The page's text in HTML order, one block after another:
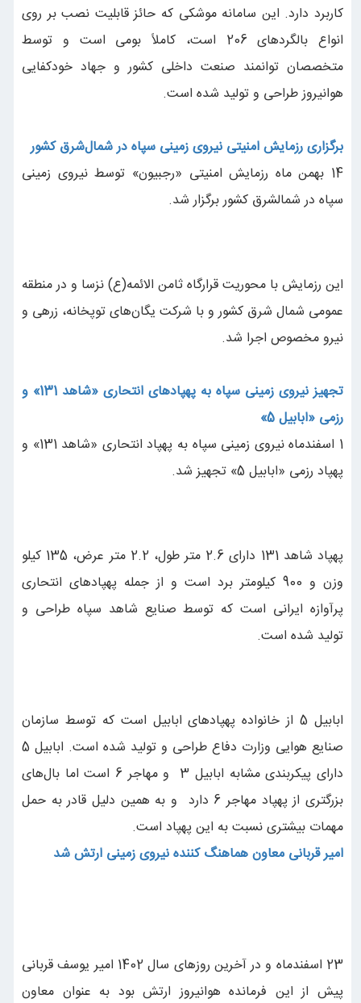
کاربرد دارد. این سامانه موشکی که حائز قابلیت نصب بر روی
انواع بالگردهای 206 است، کاملاً بومی است و توسط
متخصصان توانمند صنعت داخلی کشور و جهاد خودکفایی
هوانیروز طراحی و تولید شده است.
برگزاری رزمایش امنیتی نیروی زمینی سپاه در شمال‌شرق کشور
14 بهمن ماه رزمایش امنیتی «رجبیون» توسط نیروی زمینی
سپاه در شمالشرق کشور برگزار شد.
این رزمایش با محوریت قرارگاه ثامن الائمه(ع) نزسا و در منطقه
عمومی شمال شرق کشور و با شرکت یگان‌های توپخانه، زرهی و
نیرو مخصوص اجرا شد.
تجهیز نیروی زمینی سپاه به پهپادهای انتحاری «شاهد 131» و
رزمی «ابابیل 5»
1 اسفندماه نیروی زمینی سپاه به پهپاد انتحاری «شاهد 131» و
پهپاد رزمی «ابابیل 5» تجهیز شد.
پهپاد شاهد 131 دارای 2.6 متر طول، ‌2.2 متر عرض، ‌135 کیلو
وزن و 900 کیلومتر برد است و از جمله پهپادهای انتحاری
پرآوازه ایرانی است که توسط صنایع شاهد سپاه طراحی و
تولید شده است.
ابابیل 5 از خانواده پهپادهای ابابیل است که توسط سازمان
صنایع هوایی وزارت دفاع طراحی و تولید شده است. ابابیل 5
دارای پیکربندی مشابه ابابیل 3 و مهاجر 6 است اما بال‌های
بزرگتری از پهپاد مهاجر 6 دارد و به همین دلیل قادر به حمل
مهمات بیشتری نسبت به این پهپاد است.
امیر قربانی معاون هماهنگ کننده نیروی زمینی ارتش شد
23 اسفندماه و در آخرین روزهای سال 1402 امیر یوسف قربانی
پیش از این فرمانده هوانیروز ارتش بود به عنوان معاون